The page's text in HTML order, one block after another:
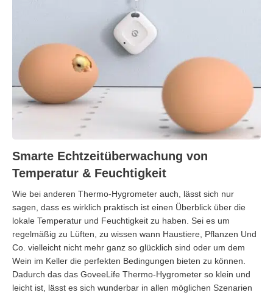
Smarte Echtzeitüberwachung von
Temperatur & Feuchtigkeit
Wie bei anderen Thermo-Hygrometer auch, lässt sich nur
sagen, dass es wirklich praktisch ist einen Überblick über die
lokale Temperatur und Feuchtigkeit zu haben. Sei es um
regelmäßig zu Lüften, zu wissen wann Haustiere, Pflanzen Und
Co. vielleicht nicht mehr ganz so glücklich sind oder um dem
Wein im Keller die perfekten Bedingungen bieten zu können.
Dadurch das das GoveeLife Thermo-Hygrometer so klein und
leicht ist, lässt es sich wunderbar in allen möglichen Szenarien